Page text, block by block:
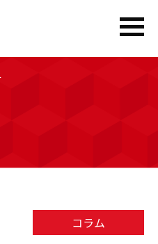
コラム